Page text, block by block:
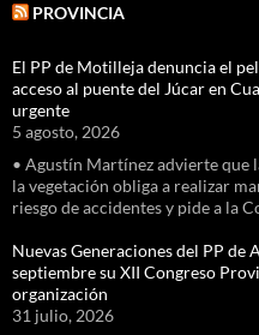
PROVINCIA
El PP de Motilleja denuncia el
acceso al puente del Júcar en
urgente
5 agosto, 2026
• Agustín Martínez advierte que
la vegetación obliga a realizar
riesgo de accidentes y pide a la
Nuevas Generaciones del PP de
septiembre su XII Congreso
organización
31 julio, 2026